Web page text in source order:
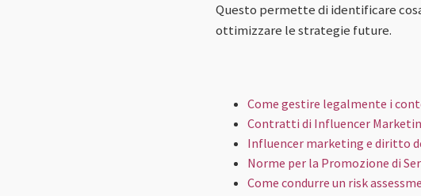
Questo permette di identificare
ottimizzare le strategie future.
Come gestire legalmente i
Contratti di Influencer
Influencer marketing e diritto
Norme per la Promozione di
Come condurre un risk